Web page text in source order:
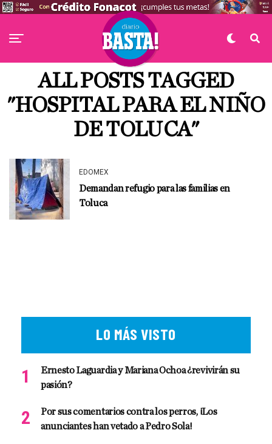
ALL POSTS TAGGED
"HOSPITAL PARA EL NIÑO
DE TOLUCA"
EDOMEX
Demandan refugio para las familias en
Toluca
LO MÁS VISTO
Ernesto Laguardia y Mariana Ochoa ¿revivirán su
pasión?
Por sus comentarios contra los perros, ¡Los
anunciantes han vetado a Pedro Sola!